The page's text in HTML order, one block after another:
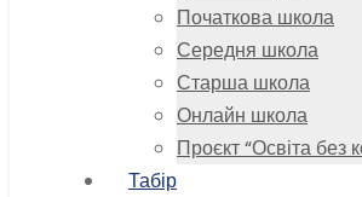
Початкова школа
Середня школа
Старша школа
Онлайн школа
Проєкт “Освіта без
Табір